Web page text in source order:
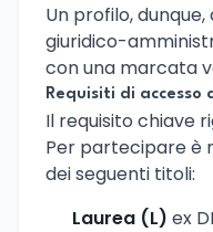
Un profilo,
giuridico-
con una marcata
Requisiti di accesso
Il requisito chiave
Per partecipare è
dei seguenti titoli:
Laurea (L) ex